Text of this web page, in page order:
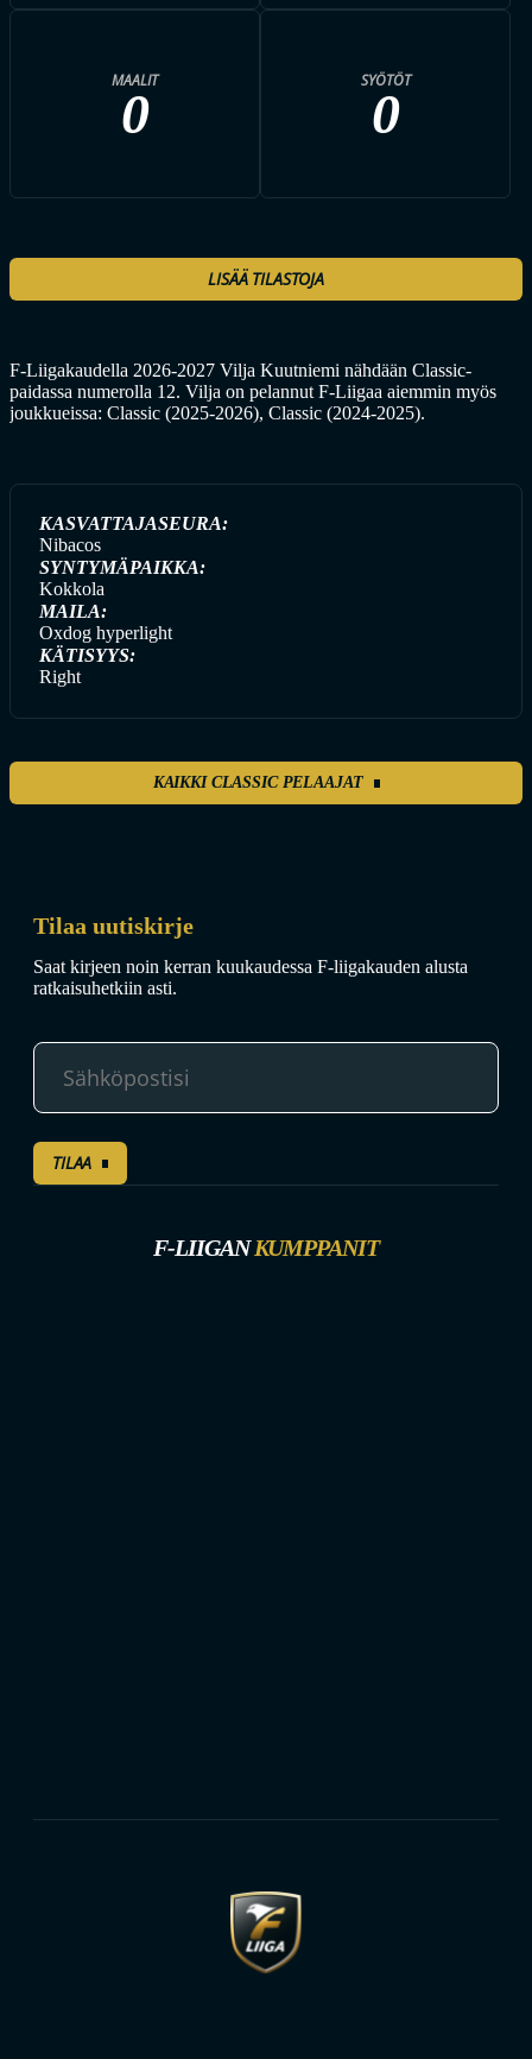
MAALIT
0
SYÖTÖT
0
LISÄÄ TILASTOJA
F-Liigakaudella 2026-2027 Vilja Kuutniemi nähdään Classic-
paidassa numerolla 12. Vilja on pelannut F-Liigaa aiemmin myös
joukkueissa: Classic (2025-2026), Classic (2024-2025).
KASVATTAJASEURA:
Nibacos
SYNTYMÄPAIKKA:
Kokkola
MAILA:
Oxdog hyperlight
KÄTISYYS:
Right
KAIKKI CLASSIC PELAAJAT
Tilaa uutiskirje
Saat kirjeen noin kerran kuukaudessa F-liigakauden alusta
ratkaisuhetkiin asti.
TILAA
F-LIIGANKUMPPANIT